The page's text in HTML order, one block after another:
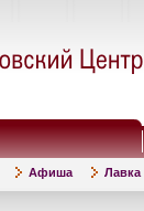
Афиша Лавка